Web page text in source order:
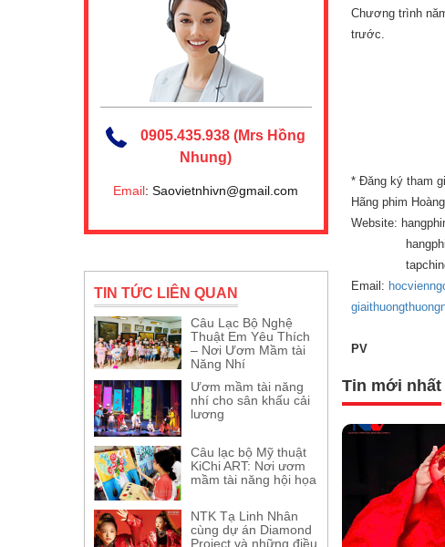
0905.435.938 (Mrs Hồng
Nhung)
Email: Saovietnhivn@gmail.com
TIN TỨC LIÊN QUAN
Câu Lạc Bộ Nghệ
Thuật Em Yêu Thích
– Nơi Ươm Mầm tài
Năng Nhí
Ươm mầm tài năng
nhí cho sân khấu cải
lương
Câu lạc bộ Mỹ thuật
KiChi ART: Nơi ươm
mầm tài năng hội họa
NTK Tạ Linh Nhân
cùng dự án Diamond
Project và những điều
Chương trình
trước.
* Đăng ký tham
Hãng phim
Website:
Email:
PV
Tin mới nhất